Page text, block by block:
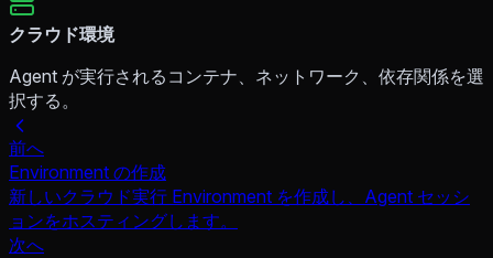
クラウド環境
Agent が実行されるコンテナ、ネットワーク、依存関係を選
択する。
前へ
Environment の作成
新しいクラウド実行 Environment を作成し、Agent セッシ
ョンをホスティングします。
次へ